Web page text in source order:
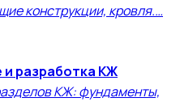
конструкции, кровля.…
разработка КЖ
КЖ: фундаменты,